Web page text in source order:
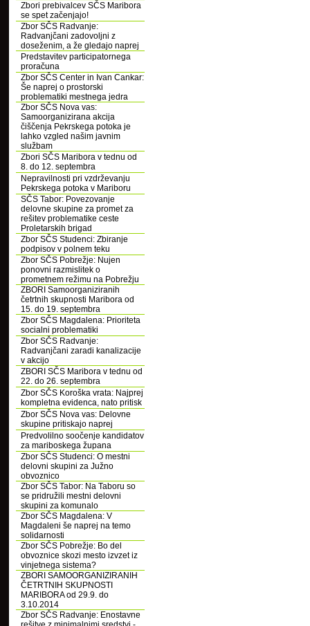
Zbori prebivalcev SČS Maribora
se spet začenjajo!
Zbor SČS Radvanje:
Radvanjčani zadovoljni z
doseženim, a že gledajo naprej
Predstavitev participatornega
proračuna
Zbor SČS Center in Ivan Cankar:
Še naprej o prostorski
problematiki mestnega jedra
Zbor SČS Nova vas:
Samoorganizirana akcija
čiščenja Pekrskega potoka je
lahko vzgled našim javnim
službam
Zbori SČS Maribora v tednu od
8. do 12. septembra
Nepravilnosti pri vzdrževanju
Pekrskega potoka v Mariboru
SČS Tabor: Povezovanje
delovne skupine za promet za
rešitev problematike ceste
Proletarskih brigad
Zbor SČS Studenci: Zbiranje
podpisov v polnem teku
Zbor SČS Pobrežje: Nujen
ponovni razmislitek o
prometnem režimu na Pobrežju
ZBORI Samoorganiziranih
četrtnih skupnosti Maribora od
15. do 19. septembra
Zbor SČS Magdalena: Prioriteta
socialni problematiki
Zbor SČS Radvanje:
Radvanjčani zaradi kanalizacije
v akcijo
ZBORI SČS Maribora v tednu od
22. do 26. septembra
Zbor SČS Koroška vrata: Najprej
kompletna evidenca, nato pritisk
Zbor SČS Nova vas: Delovne
skupine pritiskajo naprej
Predvolilno soočenje kandidatov
za mariboskega župana
Zbor SČS Studenci: O mestni
delovni skupini za Južno
obvoznico
Zbor SČS Tabor: Na Taboru so
se pridružili mestni delovni
skupini za komunalo
Zbor SČS Magdalena: V
Magdaleni še naprej na temo
solidarnosti
Zbor SČS Pobrežje: Bo del
obvoznice skozi mesto izvzet iz
vinjetnega sistema?
ZBORI SAMOORGANIZIRANIH
ČETRTNIH SKUPNOSTI
MARIBORA od 29.9. do
3.10.2014
Zbor SČS Radvanje: Enostavne